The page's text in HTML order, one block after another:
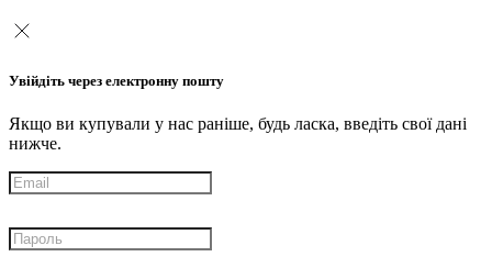
Увійдіть через електронну пошту
Якщо ви купували у нас раніше, будь ласка, введіть свої дані
нижче.